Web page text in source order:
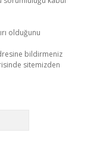
olduğunu
bildirmeniz
sitemizden